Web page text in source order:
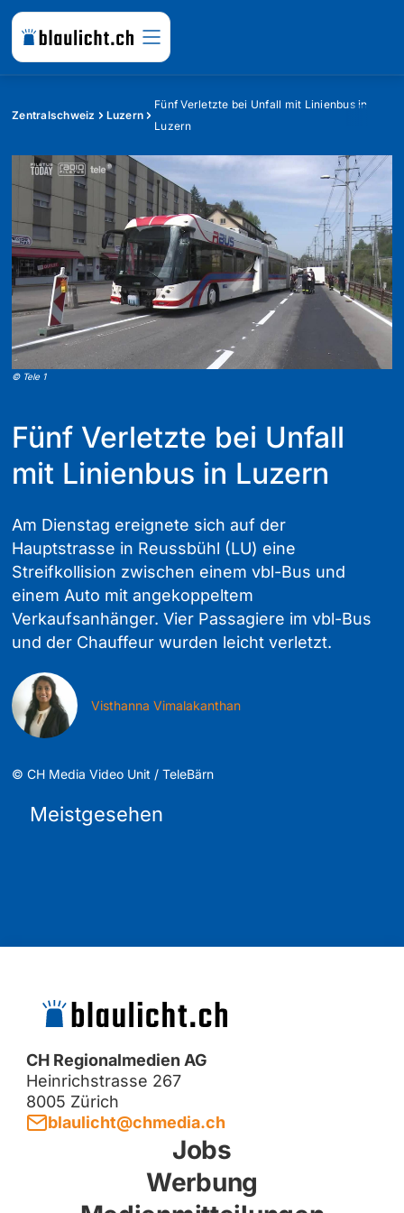
Zentralschweiz Luzern
Fünf Verletzte bei Unfall mit Linienbus in
Luzern
© Tele 1
Fünf Verletzte bei Unfall
mit Linienbus in Luzern
Am Dienstag ereignete sich auf der
Hauptstrasse in Reussbühl (LU) eine
Streifkollision zwischen einem vbl-Bus und
einem Auto mit angekoppeltem
Verkaufsanhänger. Vier Passagiere im vbl-Bus
und der Chauffeur wurden leicht verletzt.
Visthanna Vimalakanthan
© CH Media Video Unit / TeleBärn
Meistgesehen
CH Regionalmedien AG
Heinrichstrasse 267
8005 Zürich
blaulicht@chmedia.ch
Jobs
Werbung